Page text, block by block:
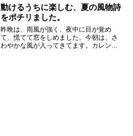
とても嬉しかった。来月、行く事にしま
した。毎日、秋のひとり旅は...
動けるうちに楽しむ、夏の風物詩
をポチリました。
昨晩は、雨風が強く、夜中に目が覚め
て、慌てて窓をしめました。今朝は、さ
わやかな風が入ってきてます。カレンダ